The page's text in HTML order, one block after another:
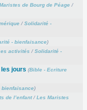
de Bourg de Péage/
/Solidarité -
- bienfaisance)
activités /Solidarité -
les jours (Bible - Ecriture
bienfaisance)
de l’enfant/Les Maristes